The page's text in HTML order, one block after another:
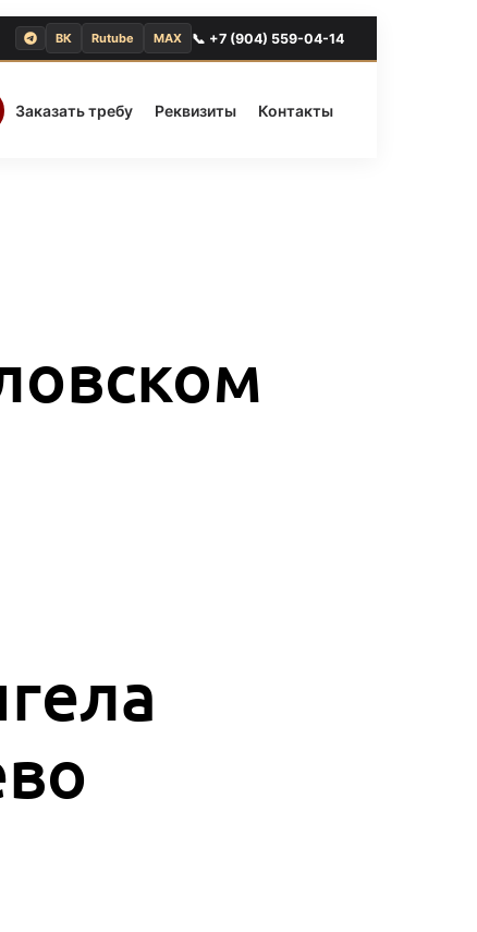
ВК Rutube MAX 📞 +7 (904) 559-04-14
Заказать требу Реквизиты Контакты